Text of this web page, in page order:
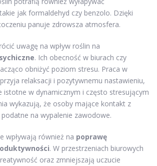
jak formaldehyd czy benzolo. Dzięki
panuje zdrowsza atmosfera.
uwagę na wpływ roślin na
. Ich obecność w biurach czy
obniżyć poziom stresu. Praca w
relaksacji i pozytywnemu nastawieniu,
istotne w dynamicznym i często stresującym
wykazują, że osoby mające kontakt z
na wypalenie zawodowe.
wpływają również na poprawę
. W przestrzeniach biurowych
oraz zmniejszają uczucie